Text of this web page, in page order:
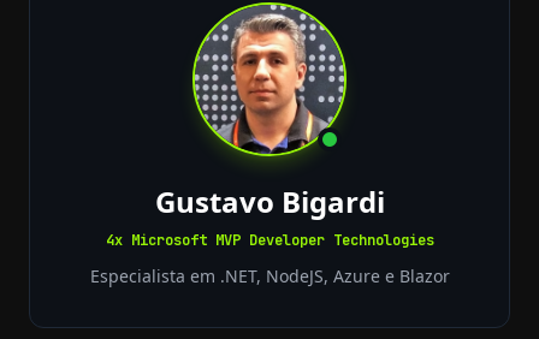
Gustavo Bigardi
4x Microsoft MVP Developer Technologies
Especialista em .NET, NodeJS, Azure e Blazor